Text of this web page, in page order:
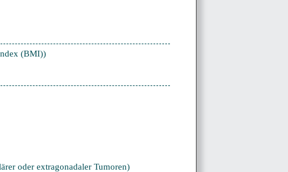
(BMI))
oder extragonadaler Tumoren)